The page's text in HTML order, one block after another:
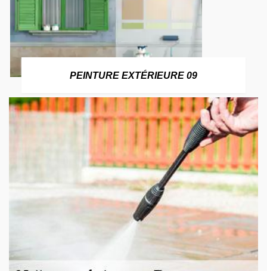
PEINTURE EXTÉRIEURE 09